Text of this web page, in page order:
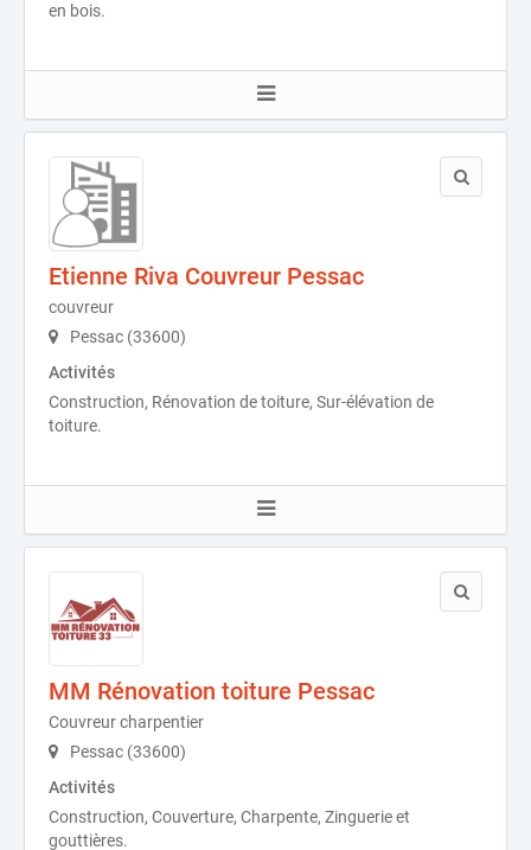
en bois.
Etienne Riva Couvreur Pessac
couvreur
Pessac (33600)
Activités
Construction, Rénovation de toiture, Sur-élévation de
toiture.
MM Rénovation toiture Pessac
Couvreur charpentier
Pessac (33600)
Activités
Construction, Couverture, Charpente, Zinguerie et
gouttières.